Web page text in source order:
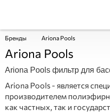
Бренды Ariona Pools
Ariona Pools
Ariona Pools фильтр для
Ariona Pools - является
производителем
как частных, так и